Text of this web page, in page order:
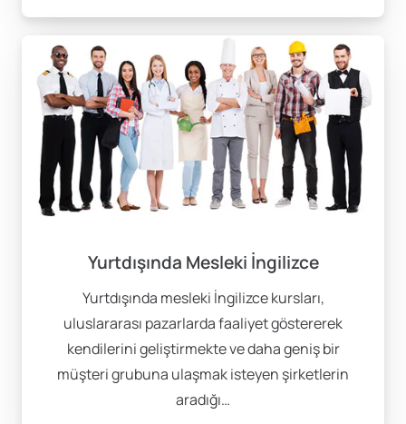
Yurtdışında Mesleki İngilizce
Yurtdışında mesleki İngilizce kursları,
uluslararası pazarlarda faaliyet göstererek
kendilerini geliştirmekte ve daha geniş bir
müşteri grubuna ulaşmak isteyen şirketlerin
aradığı…